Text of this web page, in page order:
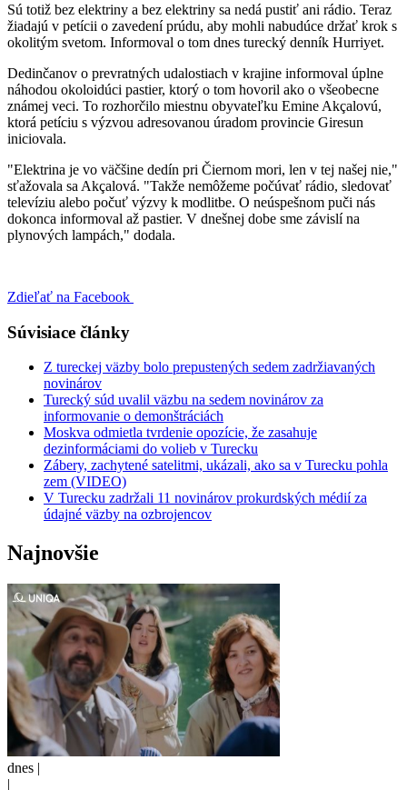
Sú totiž bez elektriny a bez elektriny sa nedá pustiť ani rádio. Teraz
žiadajú v petícii o zavedení prúdu, aby mohli nabudúce držať krok s
okolitým svetom. Informoval o tom dnes turecký denník Hurriyet.
Dedinčanov o prevratných udalostiach v krajine informoval úplne
náhodou okoloidúci pastier, ktorý o tom hovoril ako o všeobecne
známej veci. To rozhorčilo miestnu obyvateľku Emine Akçalovú,
ktorá petíciu s výzvou adresovanou úradom provincie Giresun
iniciovala.
"Elektrina je vo väčšine dedín pri Čiernom mori, len v tej našej nie,"
sťažovala sa Akçalová. "Takže nemôžeme počúvať rádio, sledovať
televíziu alebo počuť výzvy k modlitbe. O neúspešnom puči nás
dokonca informoval až pastier. V dnešnej dobe sme závislí na
plynových lampách," dodala.
Zdieľať na Facebook
Súvisiace články
Z tureckej väzby bolo prepustených sedem zadržiavaných
novinárov
Turecký súd uvalil väzbu na sedem novinárov za
informovanie o demonštráciách
Moskva odmietla tvrdenie opozície, že zasahuje
dezinformáciami do volieb v Turecku
Zábery, zachytené satelitmi, ukázali, ako sa v Turecku pohla
zem (VIDEO)
V Turecku zadržali 11 novinárov prokurdských médií za
údajné väzby na ozbrojencov
Najnovšie
dnes |
|